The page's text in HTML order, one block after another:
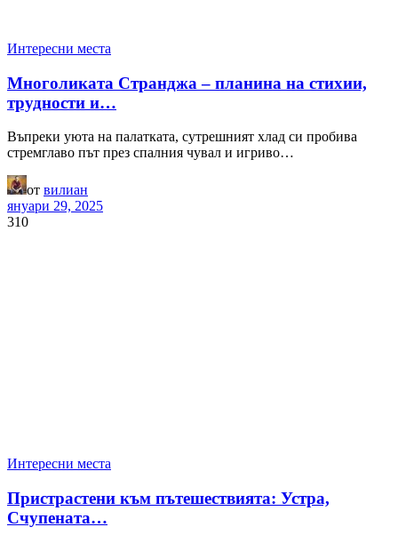
Интересни места
Многоликата Странджа – планина на стихии,
трудности и…
Въпреки уюта на палатката, сутрешният хлад си пробива
стремглаво път през спалния чувал и игриво…
от вилиан
януари 29, 2025
310
Интересни места
Пристрастени към пътешествията: Устра,
Счупената…